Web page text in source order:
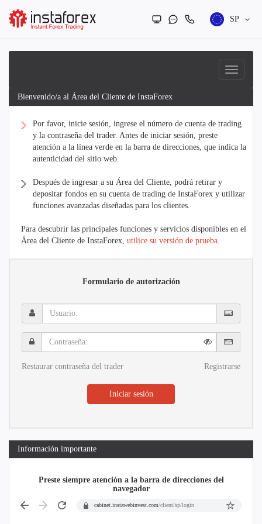
SP
Bienvenido/a al Área del Cliente de InstaForex
Por favor, inicie sesión, ingrese el número de cuenta de trading
y la contraseña del trader. Antes de iniciar sesión, preste
atención a la línea verde en la barra de direcciones, que indica la
autenticidad del sitio web.
Después de ingresar a su Área del Cliente, podrá retirar y
depositar fondos en su cuenta de trading de InstaForex y utilizar
funciones avanzadas diseñadas para los clientes.
Para descubrir las principales funciones y servicios disponibles en el
Área del Cliente de InstaForex, utilice su versión de prueba.
Formulario de autorización
Usuario:
Contraseña:
Restaurar contraseña del trader Registrarse
Iniciar sesión
Información importante
Preste siempre atención a la barra de direcciones del
navegador
cabinet.instawebinvest.com/client/sp/login